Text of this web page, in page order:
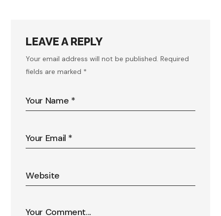
LEAVE A REPLY
Your email address will not be published. Required
fields are marked *